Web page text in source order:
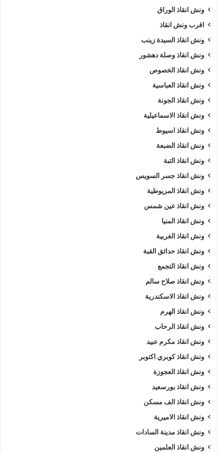
الرقم الخاص بنا01063144040
كلمات بحث :ونش،ونش انقاذ
الطريق الزراعي،ونش انقاذ في الطريق الزراعي
الطريق الزراعي،ونش انقاذ الطريق الزراعي
الطريق الزراعي
الزراعي
اسرع ونش انقاذ
الزراعي،ونش الطريق الزراعي
ارخص ونش أنقاذ
افضل ونش انقاذ
انقاذ السيارات
اوناش انقاذ السيارات
تليفون ونش أنقاذ سيارات
تليفون ونش انقاذ علي الطريق الزراعي
رقم ونش الطريق الزراعي
رقم ونش انقاذ الطريق الزراعي
ونش ونش أنقاذ سيارات
ونش إنقاذ الطريق الزراعي
ونش انقاذ سيارات الطريق الزراعي
ونش انقاذ الوراق
اقرب ونش انقاذ
ونش انقاذ السيدة زينب
ونش انقاذ وصلة دهشور
ونش انقاذ الخصوص
ونش انقاذ العباسية
ونش انقاذ الجونة
ونش انقاذ الاسماعيلية
ونش انقاذ اسيوط
ونش انقاذ الضبعة
ونش انقاذ التبة
ونش انقاذ جسر السويس
ونش انقاذ المريوطية
ونش انقاذ عين شمس
ونش انقاذ المنيا
ونش انقاذ الغربية
ونش انقاذ حدائق القبة
ونش انقاذ التجمع
ونش انقاذ صلاح سالم
ونش انقاذ الاسكندرية
ونش انقاذ الهرم
ونش انقاذ الرحاب
ونش انقاذ مكرم عبيد
ونش انقاذ كوبري اكتوبر
ونش انقاذ العجوزة
ونش انقاذ بورسعيد
ونش انقاذ الف مسكن
ونش انقاذ الاميرية
ونش انقاذ مدينة السادات
ونش انقاذ العلمين